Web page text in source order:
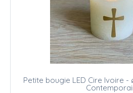
Petite bougie LED Cire Ivoire -